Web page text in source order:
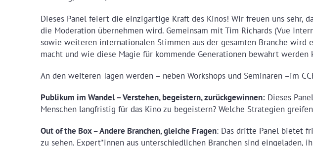
Dieses Panel feiert die einzigartige Kraft des Kinos! Wir freuen uns sehr,
die Moderation übernehmen wird. Gemeinsam mit Tim Richards (Vue
sowie weiteren internationalen Stimmen aus der gesamten Branche wird
macht und wie diese Magie für kommende Generationen bewahrt werden
An den weiteren Tagen werden – neben Workshops und Seminaren –im
Publikum im Wandel – Verstehen, begeistern, zurückgewinnen:Dieses
Menschen langfristig für das Kino zu begeistern? Welche Strategien
Out of the Box – Andere Branchen, gleiche Fragen: Das dritte Panel bietet
zu sehen. Expert*innen aus unterschiedlichen Branchen sind eingeladen,